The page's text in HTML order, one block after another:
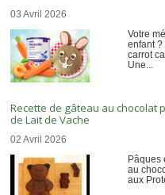
03 Avril 2026
Votre
enfant
carrot
Une...
Recette de gâteau au chocolat
de Lait de Vache
02 Avril 2026
Pâques
au
aux